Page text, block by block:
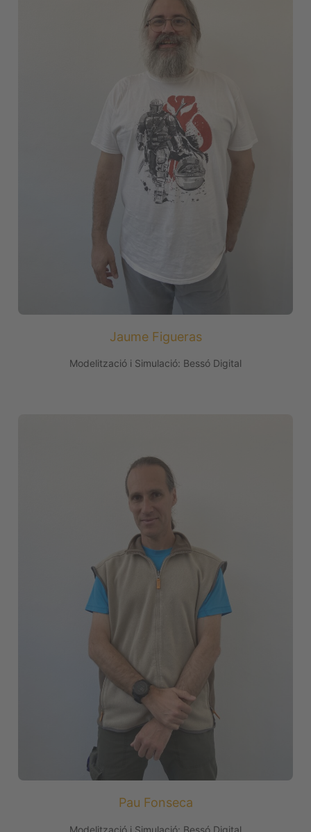
Jaume Figueras
Modelització i Simulació: Bessó Digital
Pau Fonseca
Modelització i Simulació: Bessó Digital